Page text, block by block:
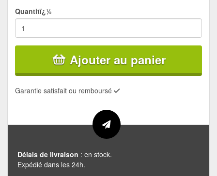
Quantitï¿½
Ajouter au panier
Garantie satisfait ou remboursé
Délais de livraison : en stock.
Expédié dans les 24h.